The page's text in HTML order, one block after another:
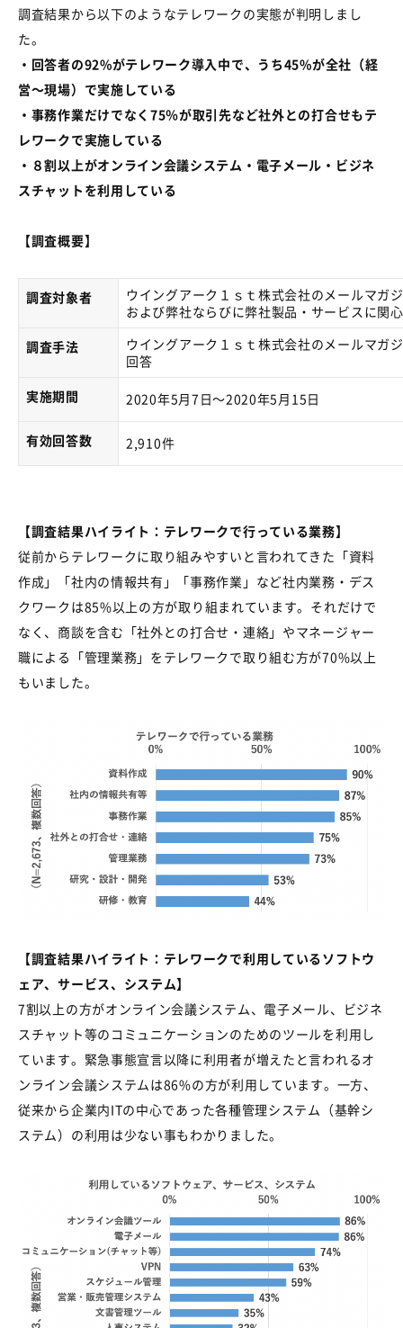
調査結果から以下のようなテレワークの実態が判明しまし
た。
・回答者の92%がテレワーク導入中で、うち45%が全社（経
営～現場）で実施している
・事務作業だけでなく75％が取引先など社外との打合せもテ
レワークで実施している
・８割以上がオンライン会議システム・電子メール・ビジネ
スチャットを利用している
【調査概要】
調査対象者
ウイングアーク１ｓｔ株式会社のメールマガ
および弊社ならびに弊社製品・サービスに関
調査手法
ウイングアーク１ｓｔ株式会社のメールマガ
回答
実施期間
2020年5月7日～2020年5月15日
有効回答数 2,910件
【調査結果ハイライト：テレワークで行っている業務】
従前からテレワークに取り組みやすいと言われてきた「資料
作成」「社内の情報共有」「事務作業」など社内業務・デス
クワークは85%以上の方が取り組まれています。それだけで
なく、商談を含む「社外との打合せ・連絡」やマネージャー
職による「管理業務」をテレワークで取り組む方が70%以上
もいました。
【調査結果ハイライト：テレワークで利用しているソフトウ
ェア、サービス、システム】
7割以上の方がオンライン会議システム、電子メール、ビジネ
スチャット等のコミュニケーションのためのツールを利用し
ています。緊急事態宣言以降に利用者が増えたと言われるオ
ンライン会議システムは86%の方が利用しています。一方、
従来から企業内ITの中心であった各種管理システム（基幹シ
ステム）の利用は少ない事もわかりました。